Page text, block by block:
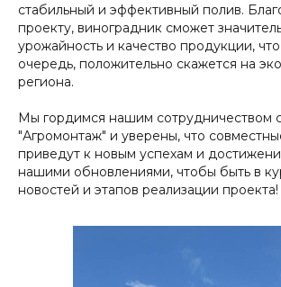
стабильный и эффективный полив.
проекту, виноградник сможет
урожайность и качество продукции,
очередь, положительно скажется на
региона.
Мы гордимся нашим сотрудничеством
"Агромонтаж" и уверены, что
приведут к новым успехам и
нашими обновлениями, чтобы быть в
новостей и этапов реализации проекта!